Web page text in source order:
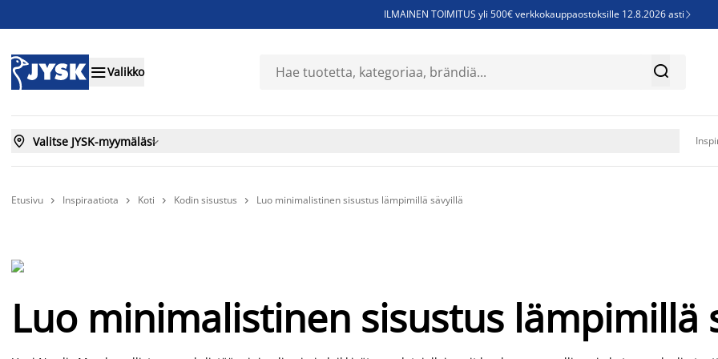
ILMAINEN TOIMITUS yli 500€ verkkokauppaostoksille 12.8.2026 asti 
Sijauspatjoja - Säästä jopa 60%
Valikko 
 Valitse JYSK-myymäläsi
Etusivu  Inspiraatiota  Koti  Kodin sisustus  Luo minimalistinen sisustus lämpimillä sävyillä
Luo minimalistinen sisustus lämpimillä